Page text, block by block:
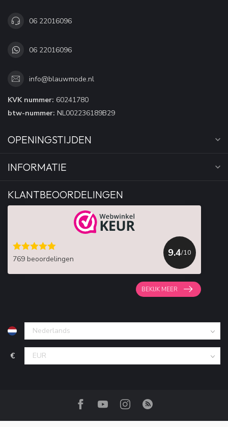
06 22016096
06 22016096
info@blauwmode.nl
KVK nummer: 60241780
btw-nummer: NL002236189B29
OPENINGSTIJDEN
INFORMATIE
KLANTBEOORDELINGEN
769 beoordelingen
9.4/10
BEKIJK MEER
€